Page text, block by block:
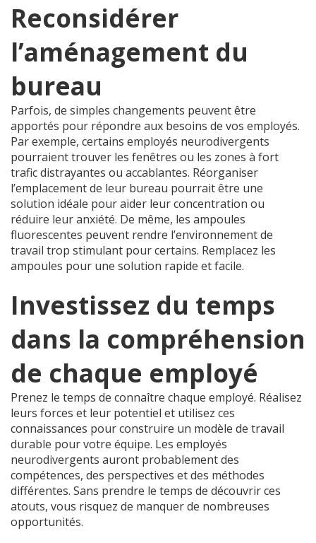
Reconsidérer
l’aménagement du
bureau
Parfois, de simples changements peuvent être
apportés pour répondre aux besoins de vos employés.
Par exemple, certains employés neurodivergents
pourraient trouver les fenêtres ou les zones à fort
trafic distrayantes ou accablantes. Réorganiser
l’emplacement de leur bureau pourrait être une
solution idéale pour aider leur concentration ou
réduire leur anxiété. De même, les ampoules
fluorescentes peuvent rendre l’environnement de
travail trop stimulant pour certains. Remplacez les
ampoules pour une solution rapide et facile.
Investissez du temps
dans la compréhension
de chaque employé
Prenez le temps de connaître chaque employé. Réalisez
leurs forces et leur potentiel et utilisez ces
connaissances pour construire un modèle de travail
durable pour votre équipe. Les employés
neurodivergents auront probablement des
compétences, des perspectives et des méthodes
différentes. Sans prendre le temps de découvrir ces
atouts, vous risquez de manquer de nombreuses
opportunités.